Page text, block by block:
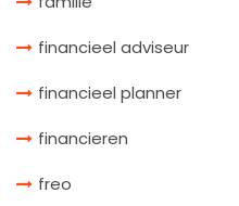
financieel adviseur
financieel planner
financieren
freo